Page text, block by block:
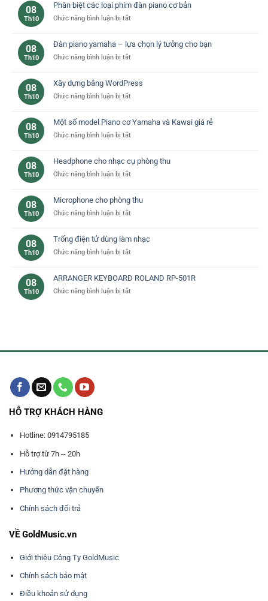
08
Th10
Phân biệt các loại phím đàn piano cơ bản
Chức năng bình luận bị tắtở
các
loại
cơ
08
Th10
Đàn piano yamaha – lựa chọn lý tưởng cho bạn
Chức năng bình luận bị tắtở
yamaha
–
chọn
tưởng
bạn
08
Th10
Xây dựng bằng WordPress
Chức năng bình luận bị tắtở
bằng
WordPress
08
Th10
Một số model Piano cơ Yamaha và Kawai giá rẻ
Chức năng bình luận bị tắtở
model
Piano
Yamaha
Kawai
rẻ
08
Th10
Headphone cho nhạc cụ phòng thu
Chức năng bình luận bị tắtở
nhạc
cụ
thu
08
Th10
Microphone cho phòng thu
Chức năng bình luận bị tắtở
phòng
thu
08
Th10
Trống điện tử dùng làm nhạc
Chức năng bình luận bị tắtở
tử
dùng
08
Th10
ARRANGER KEYBOARD ROLAND RP-501R
Chức năng bình luận bị tắtở
HỖ TRỢ KHÁCH HÀNG
Hotline: 0914795185
Hỗ trợ từ 7h -- 20h
Hướng dẫn đặt hàng
Phương thức vận chuyển
Chính sách đổi trả
VỀ GoldMusic.vn
Giới thiệu Công Ty GoldMusic
Chính sách bảo mật
Điều khoản sử dụng